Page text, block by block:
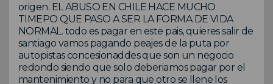
origen. EL ABUSO EN CHILE HACE MUCHO
TIMEPO QUE PASO A SER LA FORMA DE VIDA
NORMAL. todo es pagar en este pais, quieres salir de
santiago vamos pagando peajes de la puta por
autopistas concesionaddes que son un negocio
redondo siendo que solo deberiamos pagar por el
mantenimiento y no para que otro se llene los